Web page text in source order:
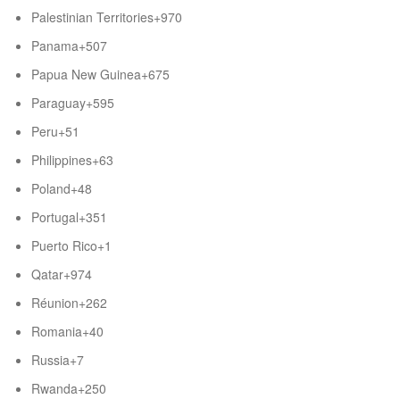
Palestinian Territories+970
Panama+507
Papua New Guinea+675
Paraguay+595
Peru+51
Philippines+63
Poland+48
Portugal+351
Puerto Rico+1
Qatar+974
Réunion+262
Romania+40
Russia+7
Rwanda+250